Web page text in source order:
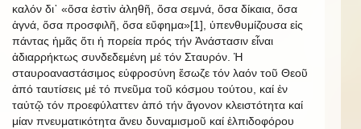
καλόν δι᾿ «ὅσα ἐστὶν ἀληθῆ, ὅσα σεμνά, ὅσα δίκαια, ὅσα
ἁγνά, ὅσα προσφιλῆ, ὅσα εὔφημα»[1], ὑπενθυμίζουσα εἰς
πάντας ἡμᾶς ὅτι ἡ πορεία πρός τήν Ἀνάστασιν εἶναι
ἀδιαρρήκτως συνδεδεμένη μέ τόν Σταυρόν. Ἡ
σταυροαναστάσιμος εὐφροσύνη ἔσωζε τόν λαόν τοῦ Θεοῦ
ἀπό ταυτίσεις μέ τό πνεῦμα τοῦ κόσμου τούτου, καί ἐν
ταὐτῷ τόν προεφύλαττεν ἀπό τήν ἄγονον κλειστότητα καί
μίαν πνευματικότητα ἄνευ δυναμισμοῦ καί ἐλπιδοφόρου